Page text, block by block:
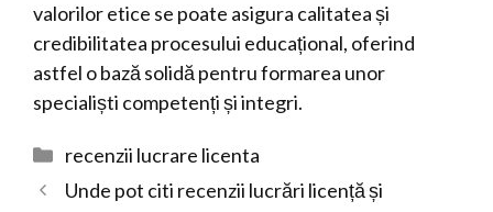
valorilor etice se poate asigura calitatea și
credibilitatea procesului educațional, oferind
astfel o bază solidă pentru formarea unor
specialiști competenți și integri.
Categorii
recenzii lucrare licenta
Unde pot citi recenzii lucrări licență și